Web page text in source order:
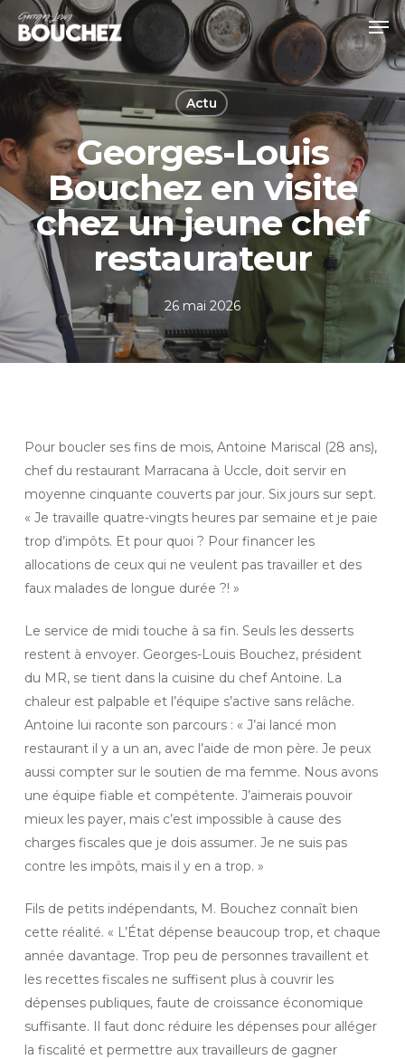
Skip
to
main
content
Actu
Georges-Louis
Bouchez en visite
chez un jeune chef
restaurateur
26 mai 2026
Pour boucler ses fins de mois, Antoine Mariscal (28 ans),
chef du restaurant Marracana à Uccle, doit servir en
moyenne cinquante couverts par jour. Six jours sur sept.
« Je travaille quatre-vingts heures par semaine et je paie
trop d’impôts. Et pour quoi ? Pour financer les
allocations de ceux qui ne veulent pas travailler et des
faux malades de longue durée ?! »
Le service de midi touche à sa fin. Seuls les desserts
restent à envoyer. Georges-Louis Bouchez, président
du MR, se tient dans la cuisine du chef Antoine. La
chaleur est palpable et l’équipe s’active sans relâche.
Antoine lui raconte son parcours : « J’ai lancé mon
restaurant il y a un an, avec l’aide de mon père. Je peux
aussi compter sur le soutien de ma femme. Nous avons
une équipe fiable et compétente. J’aimerais pouvoir
mieux les payer, mais c’est impossible à cause des
charges fiscales que je dois assumer. Je ne suis pas
contre les impôts, mais il y en a trop. »
Fils de petits indépendants, M. Bouchez connaît bien
cette réalité. « L’État dépense beaucoup trop, et chaque
année davantage. Trop peu de personnes travaillent et
les recettes fiscales ne suffisent plus à couvrir les
dépenses publiques, faute de croissance économique
suffisante. Il faut donc réduire les dépenses pour alléger
la fiscalité et permettre aux travailleurs de gagner
Close
Menu